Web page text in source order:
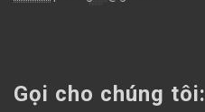
Gọi cho chúng tôi: